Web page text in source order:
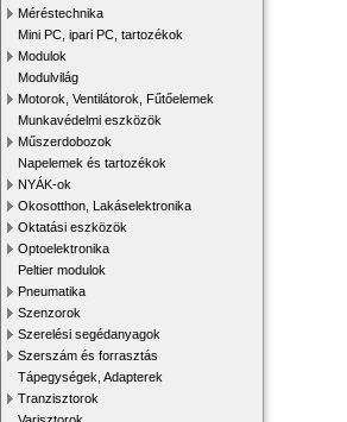
Méréstechnika
Mini PC, ipari PC, tartozékok
Modulok
Modulvilág
Motorok, Ventilátorok, Fűtőelemek
Munkavédelmi eszközök
Műszerdobozok
Napelemek és tartozékok
NYÁK-ok
Okosotthon, Lakáselektronika
Oktatási eszközök
Optoelektronika
Peltier modulok
Pneumatika
Szenzorok
Szerelési segédanyagok
Szerszám és forrasztás
Tápegységek, Adapterek
Tranzisztorok